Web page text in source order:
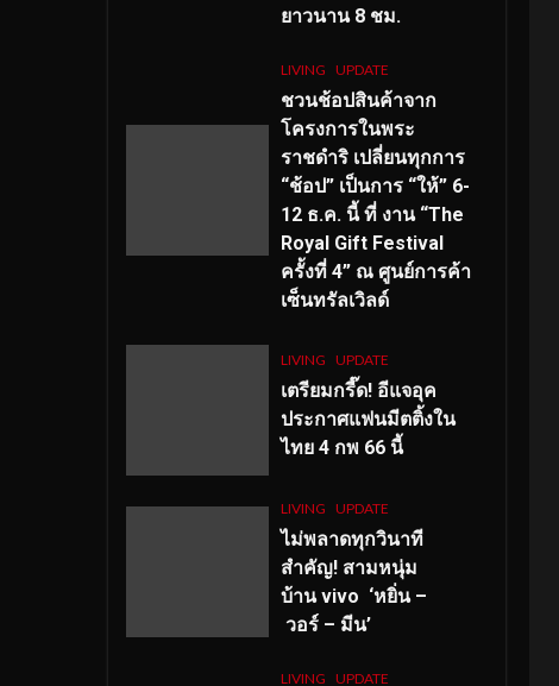
ยาวนาน 8 ชม.
LIVING UPDATE
ชวนช้อปสินค้าจาก
โครงการในพระ
ราชดำริ เปลี่ยนทุกการ
“ช้อป” เป็นการ “ให้” 6-
12 ธ.ค. นี้ ที่ งาน “The
Royal Gift Festival
ครั้งที่ 4” ณ ศูนย์การค้า
เซ็นทรัลเวิลด์
LIVING UPDATE
เตรียมกรี๊ด! อีแจอุค
ประกาศแฟนมีตติ้งใน
ไทย 4 กพ 66 นี้
LIVING UPDATE
ไม่พลาดทุกวินาที
สำคัญ! สามหนุ่ม
บ้าน vivo ‘หยิ่น –
วอร์ – มีน’
LIVING UPDATE